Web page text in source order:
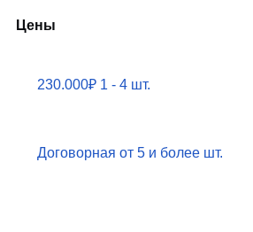
Цены
230.000₽ 1 - 4 шт.
Договорная от 5 и более шт.